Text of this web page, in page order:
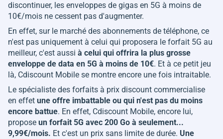
discontinuer, les enveloppes de gigas en 5G à moins de
10€/mois ne cessent pas d'augmenter.
En effet, sur le marché des abonnements de téléphone, ce
n'est pas uniquement à celui qui proposera le forfait 5G au
meilleur, c'est aussi à celui qui offrira la plus grosse
enveloppe de data en 5G à moins de 10€. Et à ce petit jeu
là, Cdiscount Mobile se montre encore une fois intraitable.
Le spécialiste des forfaits à prix discount commercialise
en effet une offre imbattable ou qui n'est pas du moins
encore battue. En effet, Cdiscount Mobile, encore lui,
propose un forfait 5G avec 200 Go à seulement...
9,99€/mois. Et c'est un prix sans limite de durée. Une